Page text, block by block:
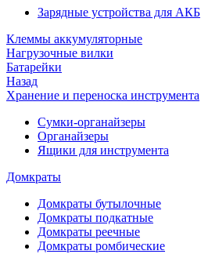
Зарядные устройства для АКБ
Клеммы аккумуляторные
Нагрузочные вилки
Батарейки
Назад
Хранение и переноска инструмента
Сумки-органайзеры
Органайзеры
Ящики для инструмента
Домкраты
Домкраты бутылочные
Домкраты подкатные
Домкраты реечные
Домкраты ромбические